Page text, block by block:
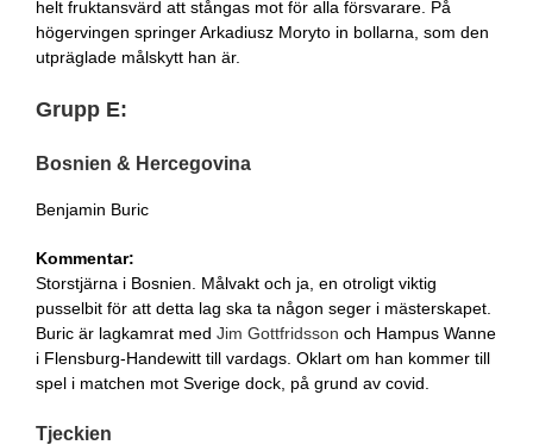
helt fruktansvärd att stångas mot för alla försvarare. På
högervingen springer Arkadiusz Moryto in bollarna, som den
utpräglade målskytt han är.
Grupp E:
Bosnien & Hercegovina
Benjamin Buric
Kommentar:
Storstjärna i Bosnien. Målvakt och ja, en otroligt viktig
pusselbit för att detta lag ska ta någon seger i mästerskapet.
Buric är lagkamrat med Jim Gottfridsson och Hampus Wanne
i Flensburg-Handewitt till vardags. Oklart om han kommer till
spel i matchen mot Sverige dock, på grund av covid.
Tjeckien